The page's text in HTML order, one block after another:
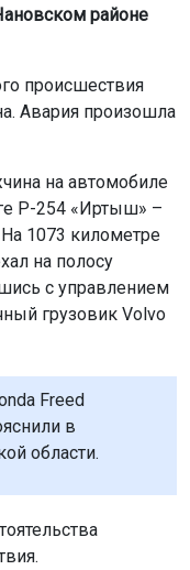
районе
происшествия
Авария произошла
на автомобиле
Р-254 «Иртыш» –
1073 километре
на полосу
с управлением
грузовик Volvo
Freed
в
области.